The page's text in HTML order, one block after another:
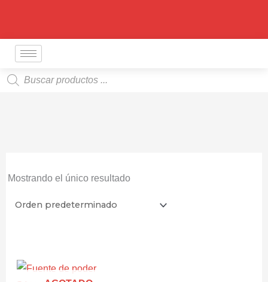
contenido
Búsqueda
de
Mostrando el único resultado